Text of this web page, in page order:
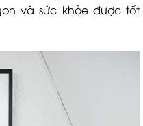
và sức khỏe được tốt